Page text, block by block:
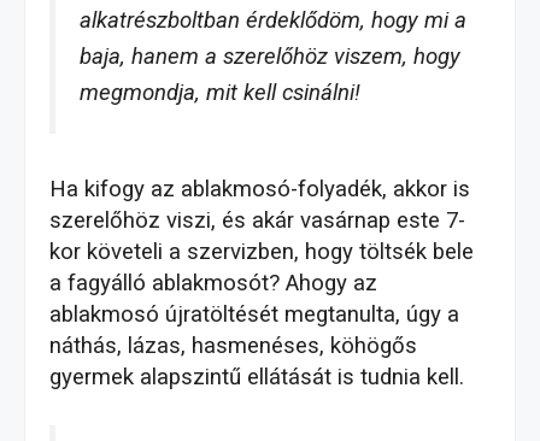
alkatrészboltban érdeklődöm, hogy mi a
baja, hanem a szerelőhöz viszem, hogy
megmondja, mit kell csinálni!
Ha kifogy az ablakmosó-folyadék, akkor is
szerelőhöz viszi, és akár vasárnap este 7-
kor követeli a szervizben, hogy töltsék bele
a fagyálló ablakmosót? Ahogy az
ablakmosó újratöltését megtanulta, úgy a
náthás, lázas, hasmenéses, köhögős
gyermek alapszintű ellátását is tudnia kell.